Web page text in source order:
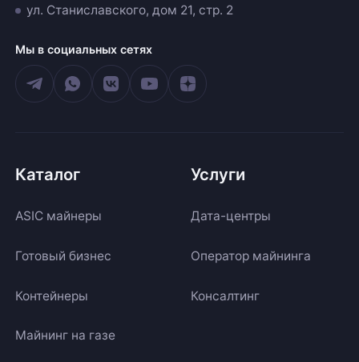
ул. Станиславского, дом 21, стр. 2
Мы в социальных сетях
Каталог
ASIC майнеры
Готовый бизнес
Контейнеры
Майнинг на газе
Услуги
Дата-центры
Оператор майнинга
Консалтинг